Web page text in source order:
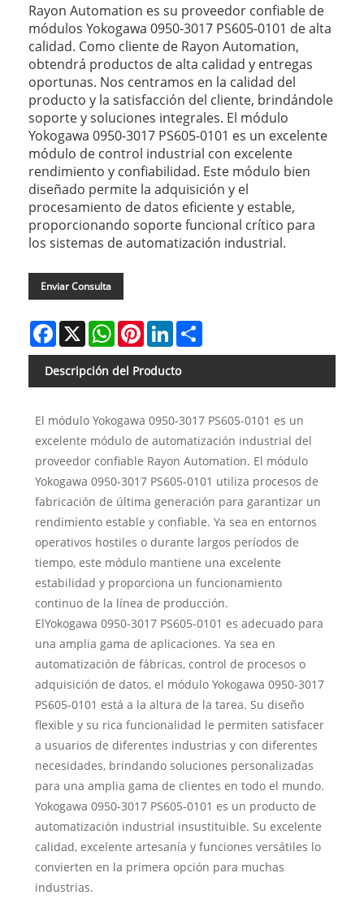
Rayon Automation es su proveedor confiable de
módulos Yokogawa 0950-3017 PS605-0101 de alta
calidad. Como cliente de Rayon Automation,
obtendrá productos de alta calidad y entregas
oportunas. Nos centramos en la calidad del
producto y la satisfacción del cliente, brindándole
soporte y soluciones integrales. El módulo
Yokogawa 0950-3017 PS605-0101 es un excelente
módulo de control industrial con excelente
rendimiento y confiabilidad. Este módulo bien
diseñado permite la adquisición y el
procesamiento de datos eficiente y estable,
proporcionando soporte funcional crítico para
los sistemas de automatización industrial.
Enviar Consulta
Facebook
X WhatsAppPinterestLinkedIn
Descripción del Producto
El módulo Yokogawa 0950-3017 PS605-0101 es un
excelente módulo de automatización industrial del
proveedor confiable Rayon Automation. El módulo
Yokogawa 0950-3017 PS605-0101 utiliza procesos de
fabricación de última generación para garantizar un
rendimiento estable y confiable. Ya sea en entornos
operativos hostiles o durante largos períodos de
tiempo, este módulo mantiene una excelente
estabilidad y proporciona un funcionamiento
continuo de la línea de producción.
ElYokogawa 0950-3017 PS605-0101 es adecuado para
una amplia gama de aplicaciones. Ya sea en
automatización de fábricas, control de procesos o
adquisición de datos, el módulo Yokogawa 0950-3017
PS605-0101 está a la altura de la tarea. Su diseño
flexible y su rica funcionalidad le permiten satisfacer
a usuarios de diferentes industrias y con diferentes
necesidades, brindando soluciones personalizadas
para una amplia gama de clientes en todo el mundo.
Yokogawa 0950-3017 PS605-0101 es un producto de
automatización industrial insustituible. Su excelente
calidad, excelente artesanía y funciones versátiles lo
convierten en la primera opción para muchas
industrias.